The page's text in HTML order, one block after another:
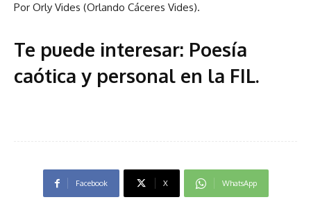
Por Orly Vides (Orlando Cáceres Vides).
Te puede interesar: Poesía
caótica y personal en la FIL.
Facebook X WhatsApp